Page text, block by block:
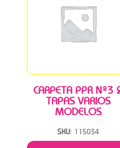
CARPETA PPR Nº3
TAPAS VARIOS
MODELOS
SKU: 115034